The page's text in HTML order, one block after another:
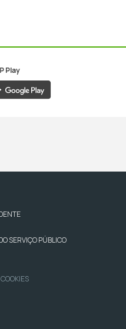
Play
SERVIÇO PÚBLICO